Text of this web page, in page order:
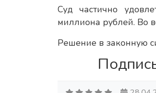
Суд частично
миллиона рублей. Во
Решение в законную